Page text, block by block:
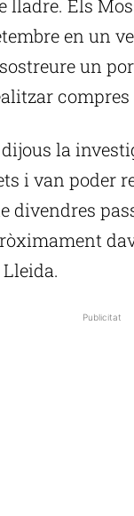
Els
en un
un
la
i van poder
divendres
Publicitat